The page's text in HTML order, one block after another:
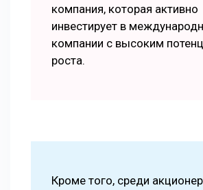
компания, которая активно
инвестирует в
компании с высоким
роста.
Кроме того, среди